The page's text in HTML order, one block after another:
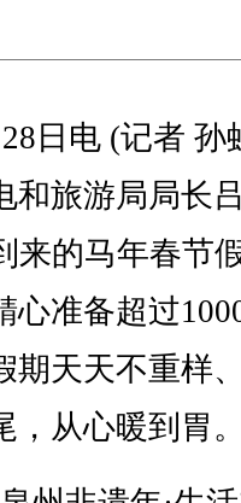
日电 (记者 孙
和旅游局局长
来的马年春节
心准备超过
期天天不重样
，从心暖到胃